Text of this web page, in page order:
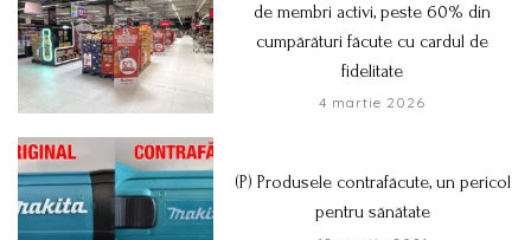
de membri activi, peste 60% din
cumpărături făcute cu cardul de
fidelitate
4 martie 2026
(P) Produsele contrafăcute, un pericol
pentru sănătate